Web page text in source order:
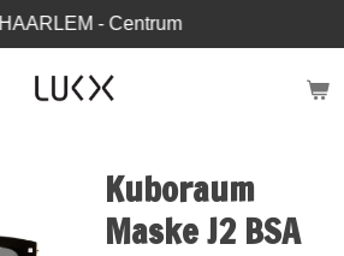
HAARLEM - Centrum
Kuboraum
Maske J2 BSA